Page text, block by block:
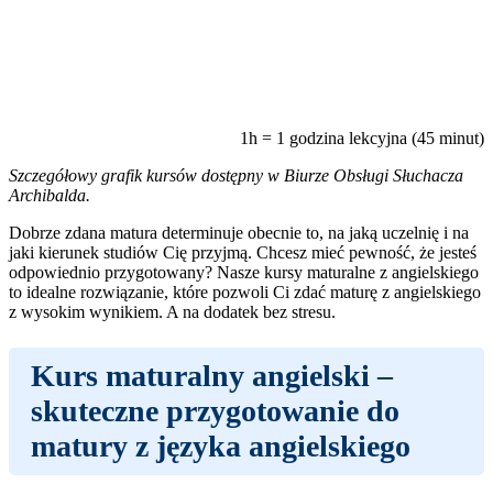
1h = 1 godzina lekcyjna (45 minut)
Szczegółowy grafik kursów dostępny w Biurze Obsługi Słuchacza
Archibalda.
Dobrze zdana matura determinuje obecnie to, na jaką uczelnię i na
jaki kierunek studiów Cię przyjmą. Chcesz mieć pewność, że jesteś
odpowiednio przygotowany? Nasze kursy maturalne z angielskiego
to idealne rozwiązanie, które pozwoli Ci zdać maturę z angielskiego
z wysokim wynikiem. A na dodatek bez stresu.
Kurs maturalny angielski –
skuteczne przygotowanie do
matury z języka angielskiego